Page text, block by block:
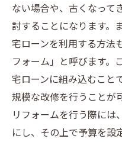
ない場合や、古くなって
討することになります。
宅ローンを利用する方法
フォーム」と呼びます。
宅ローンに組み込むこと
規模な改修を行うことが
リフォームを行う際には
にし、その上で予算を設